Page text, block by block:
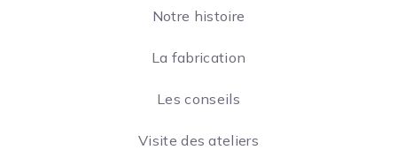
Notre histoire
La fabrication
Les conseils
Visite des ateliers